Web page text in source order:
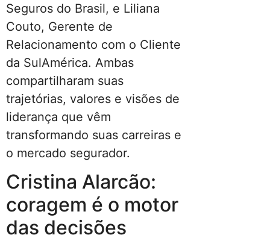
Seguros do Brasil, e Liliana
Couto, Gerente de
Relacionamento com o Cliente
da SulAmérica. Ambas
compartilharam suas
trajetórias, valores e visões de
liderança que vêm
transformando suas carreiras e
o mercado segurador.
Cristina Alarcão:
coragem é o motor
das decisões